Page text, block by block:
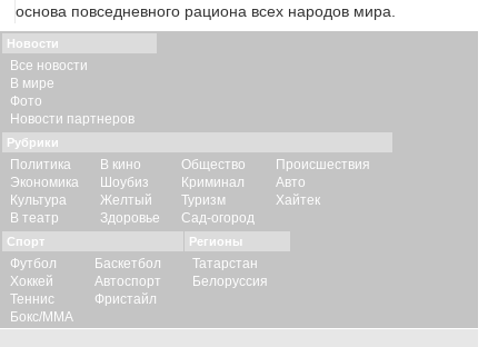
основа повседневного рациона всех народов мира.
Новости
Все новости
В мире
Фото
Новости партнеров
Рубрики
Политика
Экономика
Культура
В театр
В кино
Шоубиз
Желтый
Здоровье
Общество
Криминал
Туризм
Сад-огород
Происшествия
Авто
Хайтек
Спорт
Футбол
Хоккей
Теннис
Бокс/ММА
Баскетбол
Автоспорт
Фристайл
Регионы
Татарстан
Белоруссия